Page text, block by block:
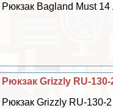
Рюкзак Bagland Must
Рюкзак Grizzly RU-
Рюкзак Grizzly RU-130-